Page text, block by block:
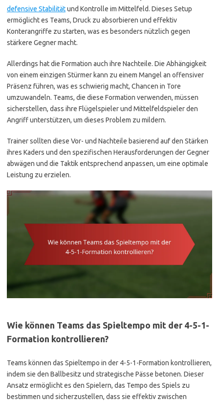
defensive Stabilitätund Kontrolle im Mittelfeld. Dieses Setup
ermöglicht es Teams, Druck zu absorbieren und effektiv
Konterangriffe zu starten, was es besonders nützlich gegen
stärkere Gegner macht.
Allerdings hat die Formation auch ihre Nachteile. Die Abhängigkeit
von einem einzigen Stürmer kann zu einem Mangel an offensiver
Präsenz führen, was es schwierig macht, Chancen in Tore
umzuwandeln. Teams, die diese Formation verwenden, müssen
sicherstellen, dass ihre Flügelspieler und Mittelfeldspieler den
Angriff unterstützen, um dieses Problem zu mildern.
Trainer sollten diese Vor- und Nachteile basierend auf den Stärken
ihres Kaders und den spezifischen Herausforderungen der Gegner
abwägen und die Taktik entsprechend anpassen, um eine optimale
Leistung zu erzielen.
Wie können Teams das Spieltempo mit der 4-5-1-
Formation kontrollieren?
Teams können das Spieltempo in der 4-5-1-Formation kontrollieren,
indem sie den Ballbesitz und strategische Pässe betonen. Dieser
Ansatz ermöglicht es den Spielern, das Tempo des Spiels zu
bestimmen und sicherzustellen, dass sie effektiv zwischen